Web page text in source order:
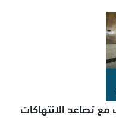
تصاعد الانتهاكات